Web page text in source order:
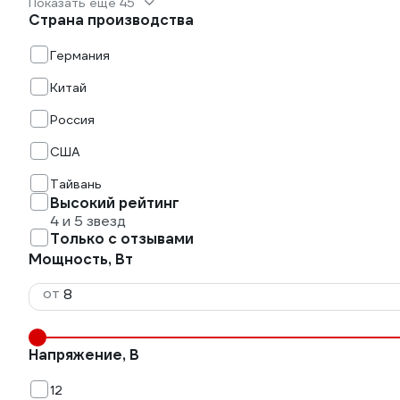
Страна производства
Германия
Китай
Россия
США
Тайвань
Высокий рейтинг
4 и 5 звезд
Только с отзывами
Мощность, Вт
от
Напряжение, В
12